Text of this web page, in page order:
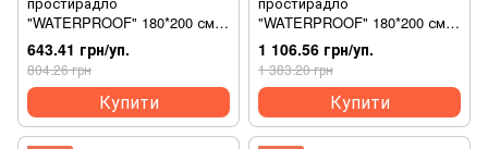
"WATERPROOF" 180*200 см
(бамбук),, 4112000048169
643.41 грн/уп.
804.26 грн
Купити
"WATERPROOF" 180*200 см
(бамбук),, 4112000048169
1 106.56 грн/уп.
1 383.20 грн
Купити